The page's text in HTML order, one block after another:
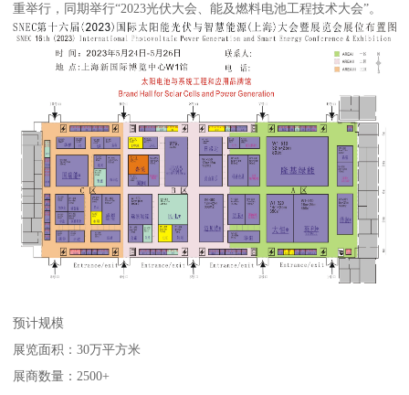
重举行，同期举行“2023光伏大会、能及燃料电池工程技术大会”。
预计规模
展览面积：30万平方米
展商数量：2500+